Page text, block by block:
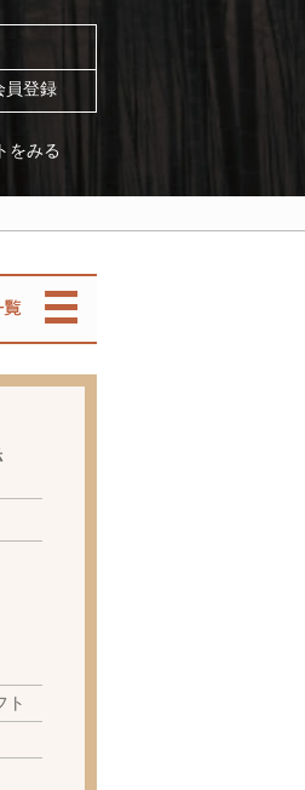
員登録
をみる
ト